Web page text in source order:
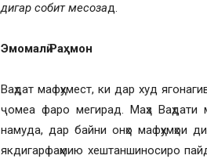
дигар собит месозад.
Эмомалӣ Раҳмон
Ваҳдат мафҳумест, ки дар худ
ҷомеа фаро мегирад. Маҳз
намуда, дар байни онҳо мафҳумҳои
якдигарфаҳмию хештаншиносиро